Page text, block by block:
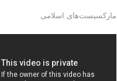
مارکسیست‌های اسلامی